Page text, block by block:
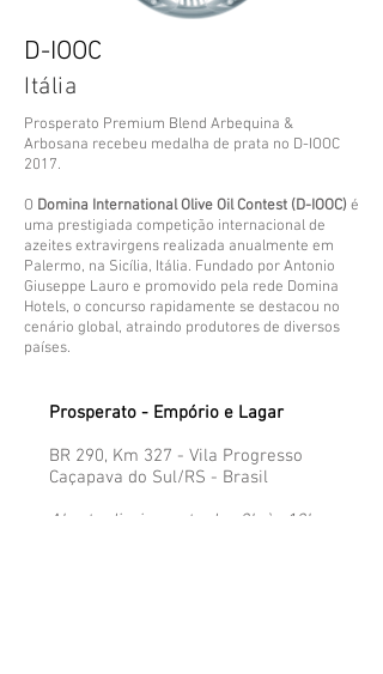
D-IOOC
Itália
Prosperato Premium Blend Arbequina &
Arbosana recebeu medalha de prata no D-IOOC
2017.
O Domina International Olive Oil Contest (D-IOOC) é
uma prestigiada competição internacional de
azeites extravirgens realizada anualmente em
Palermo, na Sicília, Itália. Fundado por Antonio
Giuseppe Lauro e promovido pela rede Domina
Hotels, o concurso rapidamente se destacou no
cenário global, atraindo produtores de diversos
países.
Prosperato - Empório e Lagar
BR 290, Km 327 - Vila Progresso
Caçapava do Sul/RS - Brasil​
Aberto diariamente das 8h às 18h